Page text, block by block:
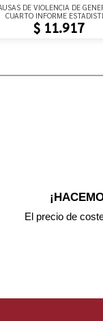
DE VIOLENCIA DE
CUARTO INFORME
$ 11.917
El precio de